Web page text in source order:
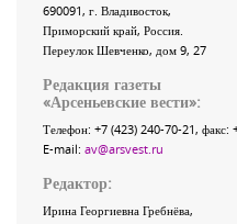
690091, г. Владивосток,
Приморский край, Россия
Переулок Шевченко, дом 9, 27
Редакция газеты
«Арсеньевские вести»:
Телефон: +7 (423) 240-70-21, факс:
E-mail: av@arsvest.ru
Редактор:
Ирина Георгиевна Гребнёва,